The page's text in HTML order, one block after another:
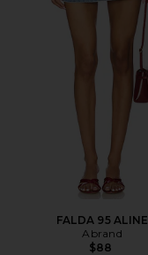
FALDA 95 ALINE
Abrand
$88